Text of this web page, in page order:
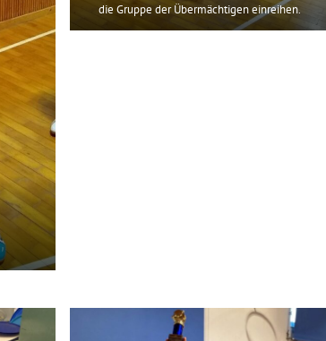
die Gruppe der Übermächtigen einreihen.